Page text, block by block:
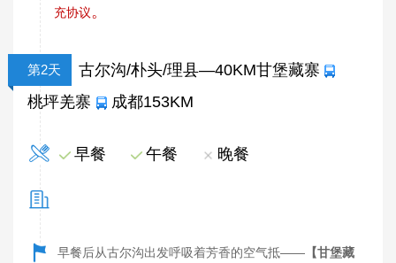
充协议。
第2天
古尔沟/朴头/理县—40KM甘堡藏寨
桃坪羌寨
成都153KM
早餐 午餐 晚餐
早餐后从古尔沟出发呼吸着芳香的空气抵—— 【甘堡藏